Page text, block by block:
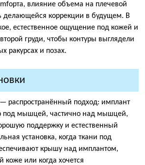
влияние объема на плечевой
делающейся коррекции в будущем. В
естественное ощущение под кожей и
груди, чтобы контуры выглядели
ракурсах и позах.
распространённый подход: имплант
под мышцей, частично над мышцей,
поддержку и естественный
установка, когда ткани под
крышу над имплантом,
коже или когда хочется